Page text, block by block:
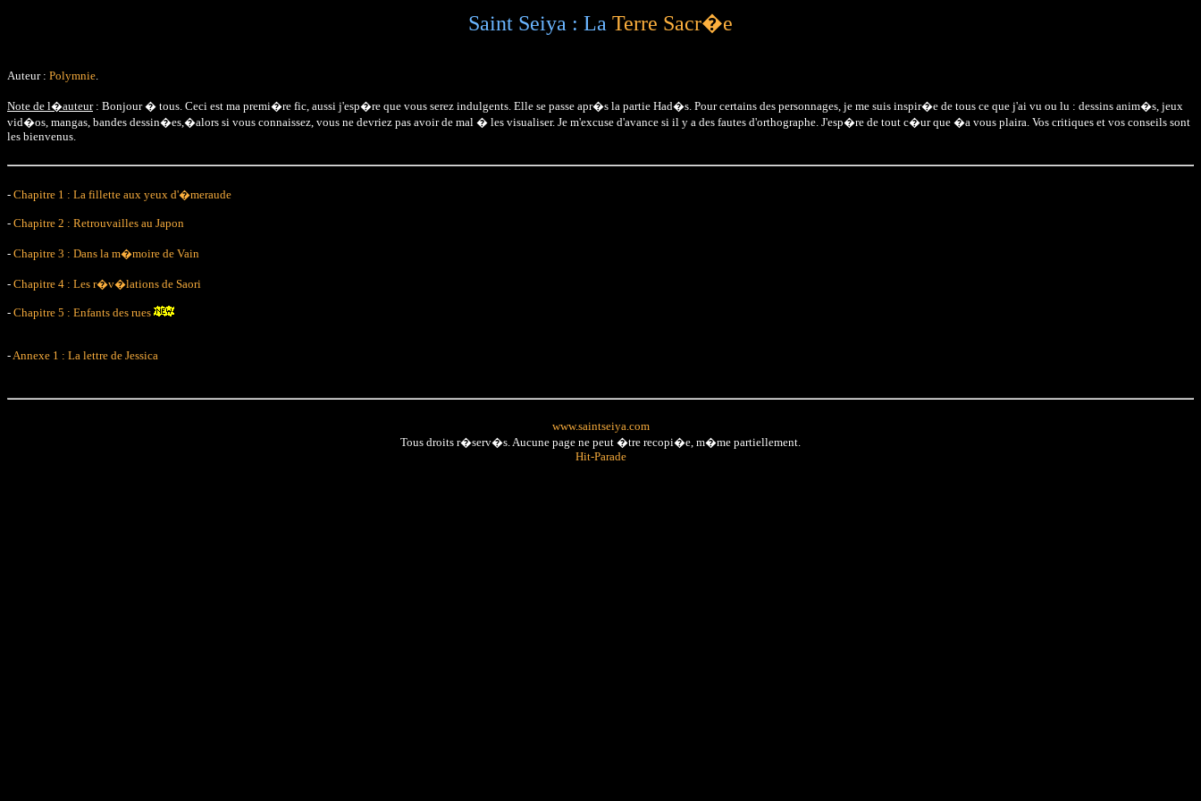
Saint Seiya : La Terre Sacr�e
Auteur : Polymnie.
Note de l�auteur: Bonjour � tous. Ceci est ma premi�re fic, aussi j'esp�re que vous serez indulgents. Elle se passe apr�s la partie Had�s. Pour certains des personnages, je me suis inspir�e de tous ce que j'ai vu ou lu : dessins anim�s, jeux
vid�os, mangas, bandes dessin�es,�alors si vous connaissez, vous ne devriez pas avoir de mal � les visualiser. Je m'excuse d'avance si il y a des fautes d'orthographe. J'esp�re de tout c�ur que �a vous plaira. Vos critiques et vos conseils sont
les bienvenus.
- Chapitre 1 : La fillette aux yeux d'�meraude
- Chapitre 2 : Retrouvailles au Japon
- Chapitre 3 : Dans la m�moire de Vain
- Chapitre 4 : Les r�v�lations de Saori
- Chapitre 5 : Enfants des rues
-Annexe 1 : La lettre de Jessica
www.saintseiya.com
Tous droits r�serv�s. Aucune page ne peut �tre recopi�e, m�me partiellement.